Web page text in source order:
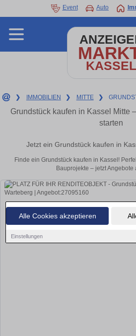
Alle Cookies akzeptieren
Einstellungen
Event Auto
KASSEL
❯ IMMOBILIEN ❯ MITTE ❯
Grundstück kaufen in Kassel Mitte
starten
Jetzt ein Grundstück kaufen in
Finde ein Grundstück kaufen in Kassel!
Bauprojekte – jetzt Angebote